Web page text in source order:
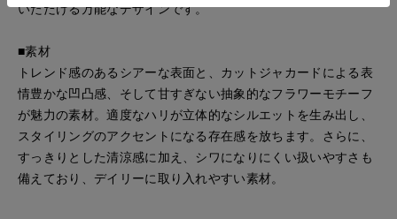
いただける万能なデザインです。
■素材
トレンド感のあるシアーな表面と、カットジャカードによる表
情豊かな凹凸感、そして甘すぎない抽象的なフラワーモチーフ
が魅力の素材。適度なハリが立体的なシルエットを生み出し、
スタイリングのアクセントになる存在感を放ちます。さらに、
すっきりとした清涼感に加え、シワになりにくい扱いやすさも
備えており、デイリーに取り入れやすい素材。